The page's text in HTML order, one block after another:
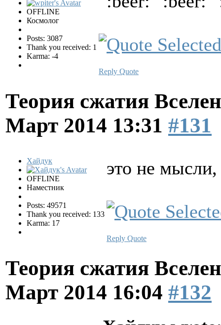
OFFLINE
Космолог
Posts: 3087
Thank you received: 1
Karma: -4
Reply Quote
Теория сжатия
Март 2014 13:31 #131
Хайдук
OFFLINE
Наместник
Posts: 49571
Thank you received: 133
Karma: 17
это не
Reply Quote
Теория сжатия
Март 2014 16:04 #132